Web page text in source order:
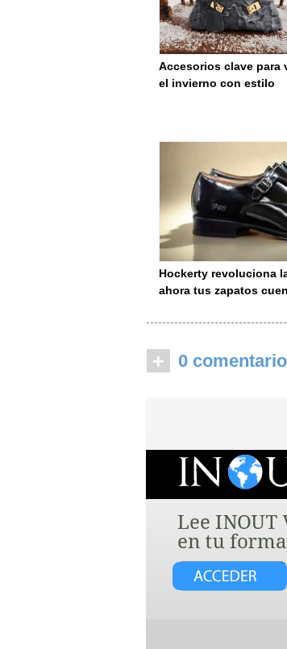
Accesorios clave para
el invierno con estilo
Hockerty revoluciona
ahora tus zapatos
+ 0